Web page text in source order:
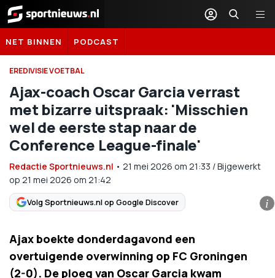
Sportnieuws.nl
NET BINNEN PODCAST
EREDIVISIE VOETBAL
Ajax-coach Oscar Garcia verrast
met bizarre uitspraak: 'Misschien
wel de eerste stap naar de
Conference League-finale'
Redactie Sportnieuws.nl • 21 mei 2026 om 21:33 /Bijgewerkt
op 21 mei 2026 om 21:42
Volg Sportnieuws.nl op Google Discover i
Ajax boekte donderdagavond een
overtuigende overwinning op FC Groningen
(2-0). De ploeg van Oscar Garcia kwam